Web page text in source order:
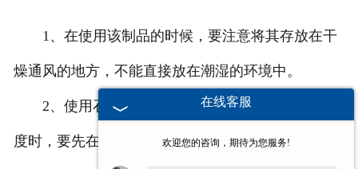
1、在使用该制品的时候，要注意将其存放在干
燥通风的地方，不能直接放在潮湿的环境中。
2、使用石墨坩埚时要注意温度，当超过500摄氏
度时，要先在干燥设备或炉子上加热之后再用。
在线客服
欢迎您的咨询，期待为您服务!